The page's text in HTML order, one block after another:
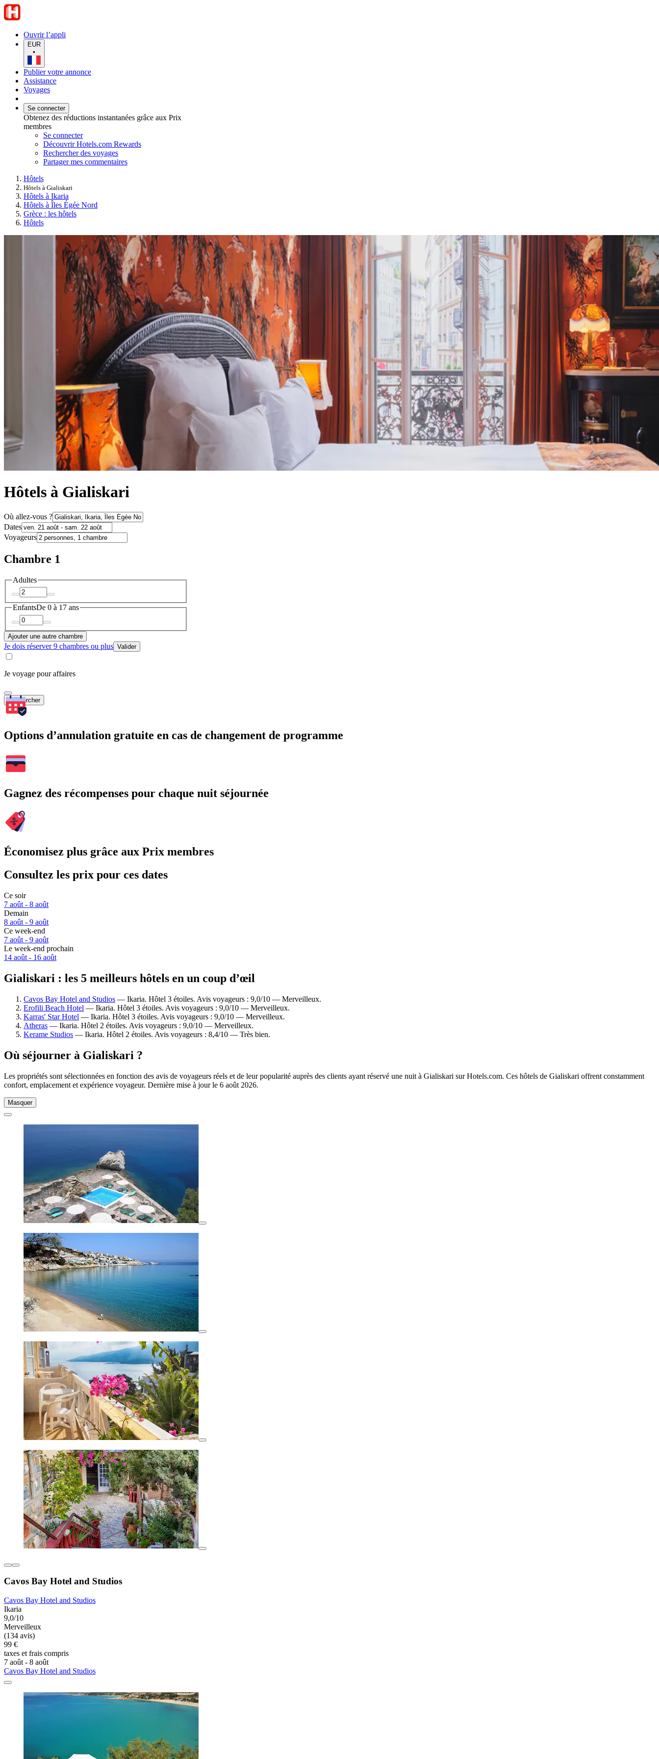
Ouvrir l’appli
EUR
•
Publier votre annonce
Assistance
Voyages
Se connecter
Obtenez des réductions instantanées grâce aux Prix
membres
Se connecter
Découvrir Hotels.com Rewards
Rechercher des voyages
Partager mes commentaires
Hôtels
Hôtels à Gialiskari
Hôtels à Ikaria
Hôtels à Îles Égée Nord
Grèce : les hôtels
Hôtels
Hôtels à Gialiskari
Où allez-vous ?
Dates
Voyageurs
Chambre 1
Adultes
EnfantsDe 0 à 17 ans
Ajouter une autre chambre
Je dois réserver 9 chambres ou plus Valider
Je voyage pour affaires
Rechercher
Options d’annulation gratuite en cas de changement de programme
Gagnez des récompenses pour chaque nuit séjournée
Économisez plus grâce aux Prix membres
Consultez les prix pour ces dates
Ce soir
7 août - 8 août
Demain
8 août - 9 août
Ce week-end
7 août - 9 août
Le week-end prochain
14 août - 16 août
Gialiskari : les 5 meilleurs hôtels en un coup d’œil
Cavos Bay Hotel and Studios — Ikaria. Hôtel 3 étoiles. Avis voyageurs : 9,0/10 — Merveilleux.
Erofili Beach Hotel — Ikaria. Hôtel 3 étoiles. Avis voyageurs : 9,0/10 — Merveilleux.
Karras' Star Hotel — Ikaria. Hôtel 3 étoiles. Avis voyageurs : 9,0/10 — Merveilleux.
Atheras — Ikaria. Hôtel 2 étoiles. Avis voyageurs : 9,0/10 — Merveilleux.
Kerame Studios — Ikaria. Hôtel 2 étoiles. Avis voyageurs : 8,4/10 — Très bien.
Où séjourner à Gialiskari ?
Les propriétés sont sélectionnées en fonction des avis de voyageurs réels et de leur popularité auprès des clients ayant réservé une nuit à Gialiskari sur Hotels.com. Ces hôtels de Gialiskari offrent constamment
confort, emplacement et expérience voyageur. Dernière mise à jour le 6 août 2026.
Masquer
Cavos Bay Hotel and Studios
Cavos Bay Hotel and Studios
Ikaria
9,0/10
Merveilleux
(134 avis)
99 €
taxes et frais compris
7 août - 8 août
Cavos Bay Hotel and Studios